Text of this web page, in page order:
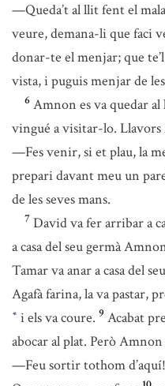
—Queda’t al llit fent el
veure, demana-li que faci
donar-te el menjar; que
vista, i puguis menjar de
6 Amnon es va quedar
vingué a visitar-lo.
—Fes venir, si et plau, la
prepari davant meu un
de les seves mans.
7 David va fer arribar a
a casa del seu germà
Tamar va anar a casa del
Agafà farina, la va pastar,
* i els va coure. 9 Acabat
abocar al plat. Però
—Feu sortir tothom d’aquí!